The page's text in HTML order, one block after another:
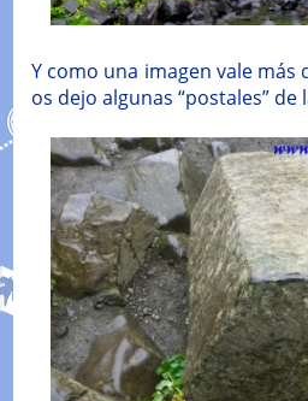
Y como una imagen vale
os dejo algunas “postales” de